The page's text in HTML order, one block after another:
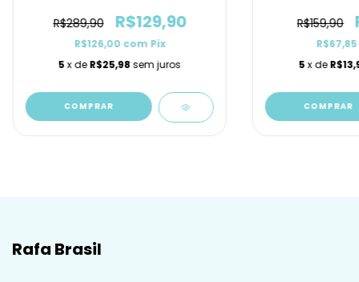
R$289,90 R$129,90
R$126,00 com Pix
5 x deR$25,98 sem juros
COMPRAR
R$159,90
R$67,85
5 x de
COMPRAR
Rafa Brasil